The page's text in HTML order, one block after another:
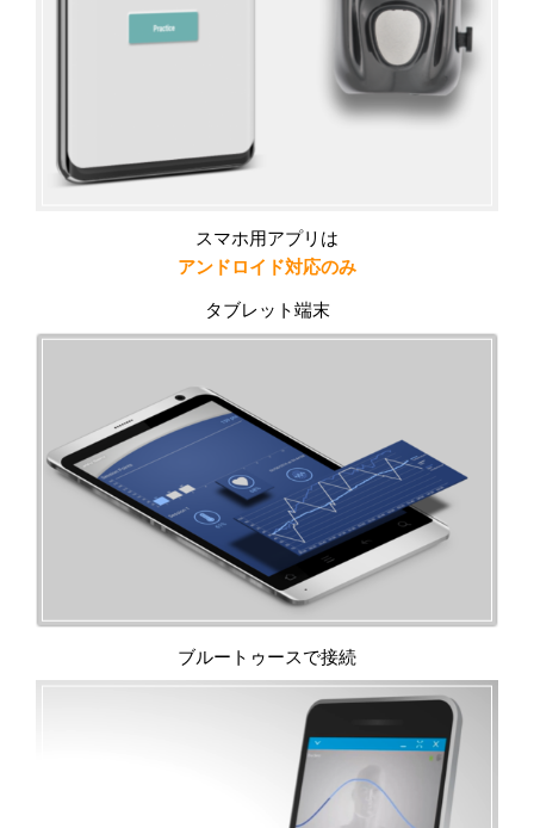
スマホ用アプリは
アンドロイド対応のみ
タブレット端末
ブルートゥースで接続